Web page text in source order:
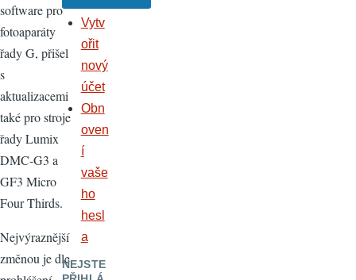
software pro
fotoaparáty
řady G, přišel
s
aktualizacemi
také pro stroje
řady Lumix
DMC-G3 a
GF3 Micro
Four Thirds.
Nejvýraznější
změnou je dle
Vytv
ořit
nový
účet
Obn
oven
í
vaše
ho
hesl
a
NEJSTE